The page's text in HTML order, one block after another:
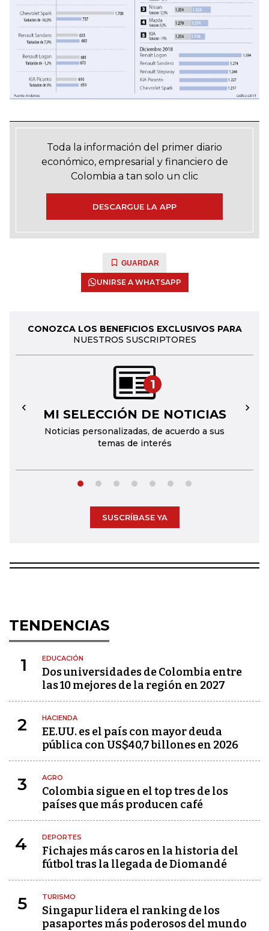
Toda la información del primer diario
económico, empresarial y financiero de
Colombia a tan solo un clic
DESCARGUE LA APP
GUARDAR
UNIRSE A WHATSAPP
CONOZCA LOS BENEFICIOS EXCLUSIVOS PARA
NUESTROS SUSCRIPTORES
1
MI SELECCIÓN DE NOTICIAS
Noticias personalizadas, de acuerdo a sus
temas de interés
← →
SUSCRÍBASE YA
TENDENCIAS
1 EDUCACIÓN
Dos universidades de Colombia entre
las 10 mejores de la región en 2027
2 HACIENDA
EE.UU. es el país con mayor deuda
pública con US$40,7 billones en 2026
3 AGRO
Colombia sigue en el top tres de los
países que más producen café
4 DEPORTES
Fichajes más caros en la historia del
fútbol tras la llegada de Diomandé
5 TURISMO
Singapur lidera el ranking de los
pasaportes más poderosos del mundo